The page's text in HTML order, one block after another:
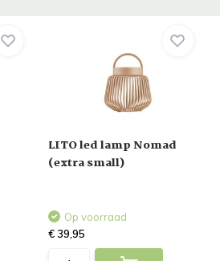
LITO led lamp Nomad
(extra small)
Op voorraad
€ 39,95